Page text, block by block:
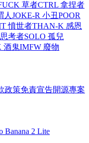
草者CTRL 拿捏者
人 JOKE-R 小丑POOR
憤世者THAN-K 感恩
考者SOLO 孤兒
酒鬼IMFW 廢物
政策免責宣告開源專案
Banana 2 Lite